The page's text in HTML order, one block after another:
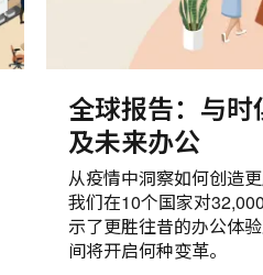
全球报告：与
及未来办公
从疫情中洞察如何创造
我们在10个国家对
示了更胜往昔的办公体
间将开启何种变革。